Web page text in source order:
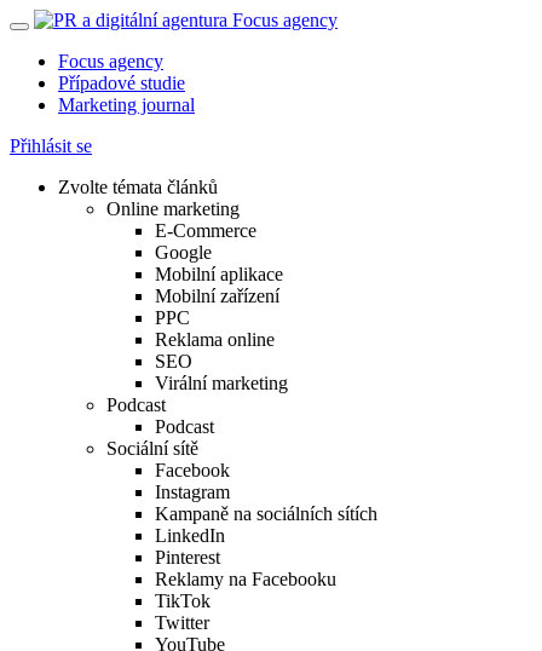
Focus agency
Případové studie
Marketing journal
Přihlásit se
Zvolte témata článků
Online marketing
E-Commerce
Google
Mobilní aplikace
Mobilní zařízení
PPC
Reklama online
SEO
Virální marketing
Podcast
Podcast
Sociální sítě
Facebook
Instagram
Kampaně na sociálních sítích
LinkedIn
Pinterest
Reklamy na Facebooku
TikTok
Twitter
YouTube